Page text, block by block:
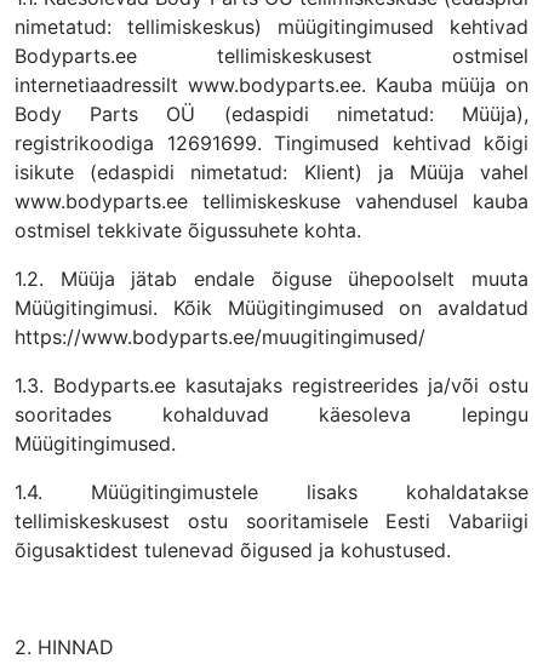
nimetatud: tellimiskeskus) müügitingimused kehtivad
Bodyparts.ee tellimiskeskusest ostmisel
internetiaadressilt www.bodyparts.ee. Kauba müüja on
Body Parts OÜ (edaspidi nimetatud: Müüja),
registrikoodiga 12691699. Tingimused kehtivad kõigi
isikute (edaspidi nimetatud: Klient) ja Müüja vahel
www.bodyparts.ee tellimiskeskuse vahendusel kauba
ostmisel tekkivate õigussuhete kohta.
1.2. Müüja jätab endale õiguse ühepoolselt muuta
Müügitingimusi. Kõik Müügitingimused on avaldatud
https://www.bodyparts.ee/muugitingimused/
1.3. Bodyparts.ee kasutajaks registreerides ja/või ostu
sooritades kohalduvad käesoleva lepingu
Müügitingimused.
1.4. Müügitingimustele lisaks kohaldatakse
tellimiskeskusest ostu sooritamisele Eesti Vabariigi
õigusaktidest tulenevad õigused ja kohustused.
2. HINNAD